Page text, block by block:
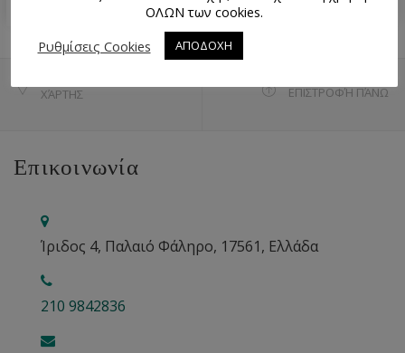
ΧΆΡΤΗΣ ΕΠΙΣΤΡΟΦΉ ΠΆΝΩ
Επικοινωνία
Ίριδος 4, Παλαιό Φάληρο, 17561, Ελλάδα
210 9842836
ΟΛΩΝ των cookies.
Ρυθμίσεις Cookies
ΑΠΟΔΟΧΗ